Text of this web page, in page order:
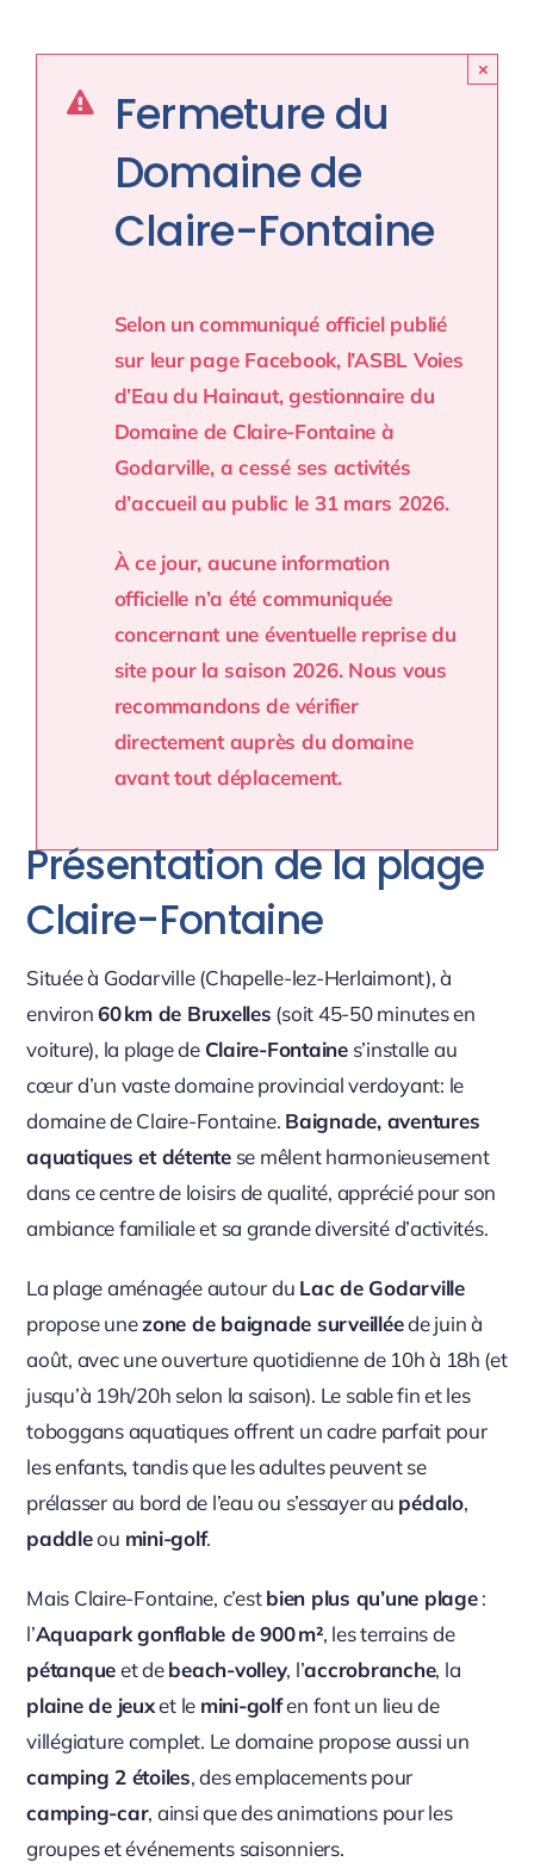
Fermeture du
Domaine de
Claire-Fontaine
Selon un communiqué officiel publié
sur leur page Facebook, l’ASBL Voies
d’Eau du Hainaut, gestionnaire du
Domaine de Claire-Fontaine à
Godarville, a cessé ses activités
d’accueil au public le 31 mars 2026.
À ce jour, aucune information
officielle n’a été communiquée
concernant une éventuelle reprise du
site pour la saison 2026. Nous vous
recommandons de vérifier
directement auprès du domaine
avant tout déplacement.
×
Présentation de la plage
Claire-Fontaine
Située à Godarville (Chapelle-lez-Herlaimont), à
environ60 km de Bruxelles (soit 45-50 minutes en
voiture), la plage de Claire-Fontaines’installe au
cœur d’un vaste domaine provincial verdoyant: le
domaine de Claire-Fontaine. Baignade, aventures
aquatiques et détentese mêlent harmonieusement
dans ce centre de loisirs de qualité, apprécié pour son
ambiance familiale et sa grande diversité d’activités.
La plage aménagée autour du Lac de Godarville
propose unezone de baignade surveilléede juin à
août, avec une ouverture quotidienne de 10h à 18h (et
jusqu’à 19h/20h selon la saison). Le sable fin et les
toboggans aquatiques offrent un cadre parfait pour
les enfants, tandis que les adultes peuvent se
prélasser au bord de l’eau ou s’essayer au pédalo,
paddleou mini-golf.
Mais Claire-Fontaine, c’estbien plus qu’une plage:
l’Aquapark gonflable de 900 m², les terrains de
pétanqueet debeach-volley, l’accrobranche, la
plaine de jeuxet le mini-golfen font un lieu de
villégiature complet. Le domaine propose aussi un
camping 2 étoiles, des emplacements pour
camping-car, ainsi que des animations pour les
groupes et événements saisonniers.